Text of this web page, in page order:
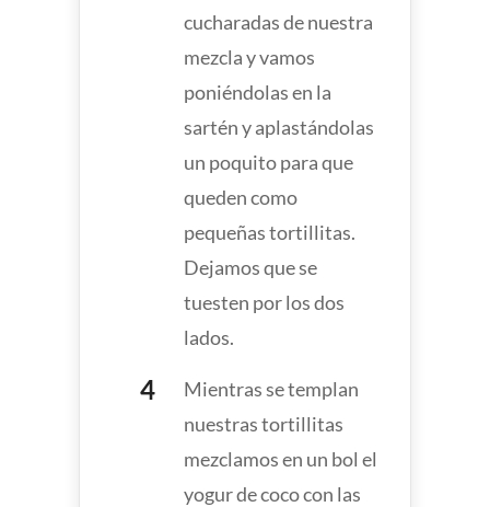
cucharadas de nuestra
mezcla y vamos
poniéndolas en la
sartén y aplastándolas
un poquito para que
queden como
pequeñas tortillitas.
Dejamos que se
tuesten por los dos
lados.
Mientras se templan
nuestras tortillitas
mezclamos en un bol el
yogur de coco con las